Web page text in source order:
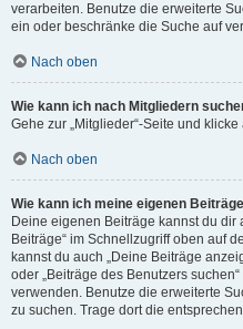
verarbeiten. Benutze die erweiterte
ein oder beschränke die Suche auf
Nach oben
Wie kann ich nach Mitgliedern
Gehe zur „Mitglieder“-Seite und
Nach oben
Wie kann ich meine eigenen
Deine eigenen Beiträge kannst du dir
Beiträge“ im Schnellzugriff oben auf
kannst du auch „Deine Beiträge
oder „Beiträge des Benutzers
verwenden. Benutze die erweiterte
zu suchen. Trage dort die